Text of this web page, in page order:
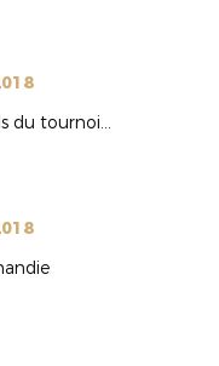
Les buts normands du tournoi qualificatif européen